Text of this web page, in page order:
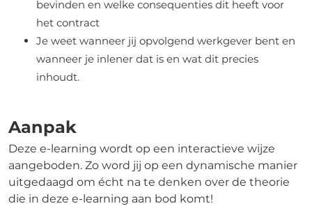
bevinden en welke consequenties dit heeft voor
het contract
Je weet wanneer jij opvolgend werkgever bent en
wanneer je inlener dat is en wat dit precies
inhoudt.
Aanpak
Deze e-learning wordt op een interactieve wijze
aangeboden. Zo word jij op een dynamische manier
uitgedaagd om écht na te denken over de theorie
die in deze e-learning aan bod komt!